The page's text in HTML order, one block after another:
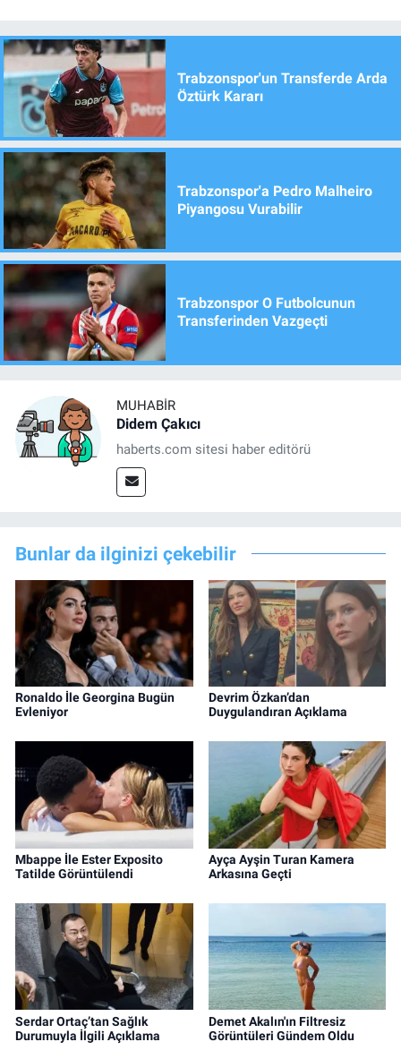
Trabzonspor'un Transferde Arda
Öztürk Kararı
Trabzonspor'a Pedro Malheiro
Piyangosu Vurabilir
Trabzonspor O Futbolcunun
Transferinden Vazgeçti
MUHABIR
Didem Çakıcı
haberts.com sitesi haber editörü
Bunlar da ilginizi çekebilir
Ronaldo İle Georgina Bugün
Evleniyor
Devrim Özkan’dan
Duygulandıran Açıklama
Mbappe İle Ester Exposito
Tatilde Görüntülendi
Ayça Ayşin Turan Kamera
Arkasına Geçti
Serdar Ortaç’tan Sağlık
Durumuyla İlgili Açıklama
Demet Akalın'ın Filtresiz
Görüntüleri Gündem Oldu